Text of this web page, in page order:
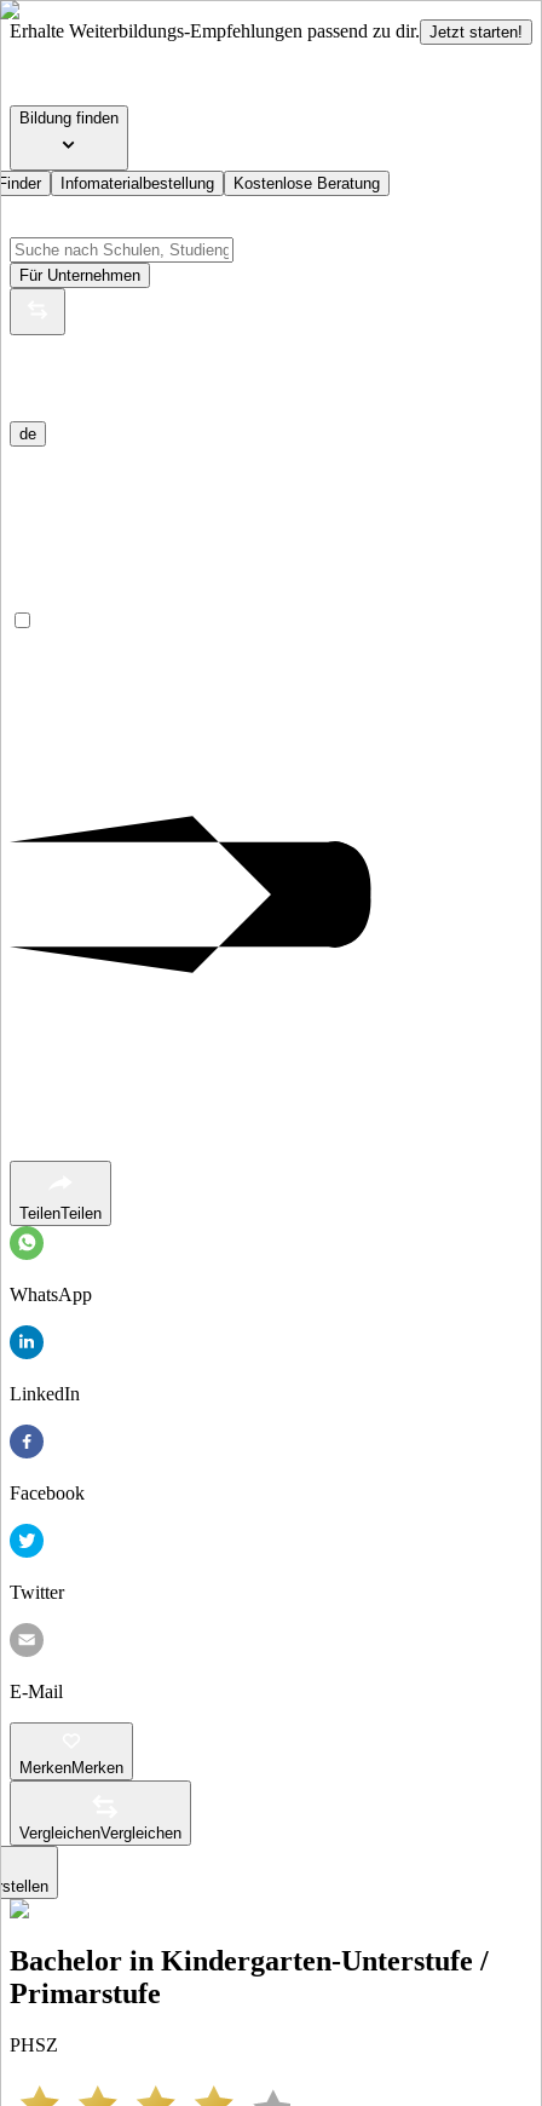
Erhalte Weiterbildungs-Empfehlungen passend zu dir. Jetzt starten!
Bildung finden
Infomaterialbestellung Kostenlose Beratung
Für Unternehmen
de
TeilenTeilen
WhatsApp
LinkedIn
Facebook
Twitter
E-Mail
MerkenMerken
VergleichenVergleichen
Bachelor in Kindergarten-Unterstufe /
Primarstufe
PHSZ